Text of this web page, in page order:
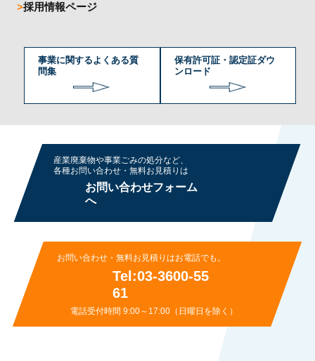
採用情報ページ
事業に関するよくある質
問集
保有許可証・認定証ダウ
ンロード
産業廃棄物や事業ごみの処分など、
各種お問い合わせ・無料お⾒積りは
お問い合わせフォーム
へ
お問い合わせ・無料お⾒積りはお電話でも。
Tel:03-3600-55
61
電話受付時間 9:00～17:00（日曜日を除く）